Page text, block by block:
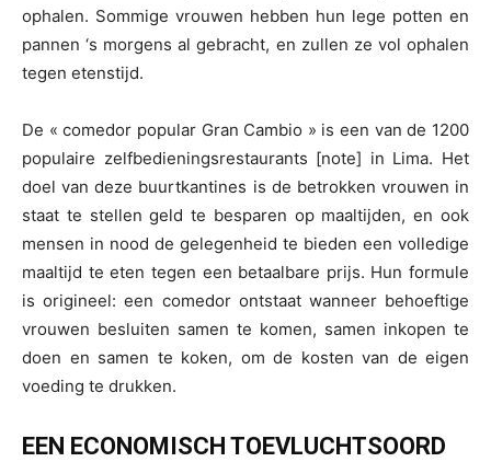
ophalen. Sommige vrouwen hebben hun lege potten en
pannen ‘s morgens al gebracht, en zullen ze vol ophalen
tegen etenstijd.
De « comedor popular Gran Cambio » is een van de 1200
populaire zelfbedieningsrestaurants [note] in Lima. Het
doel van deze buurtkantines is de betrokken vrouwen in
staat te stellen geld te besparen op maaltijden, en ook
mensen in nood de gelegenheid te bieden een volledige
maaltijd te eten tegen een betaalbare prijs. Hun formule
is origineel: een comedor ontstaat wanneer behoeftige
vrouwen besluiten samen te komen, samen inkopen te
doen en samen te koken, om de kosten van de eigen
voeding te drukken.
EEN ECONOMISCH TOEVLUCHTSOORD